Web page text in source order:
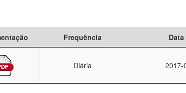
Frequência
Diária 2017-